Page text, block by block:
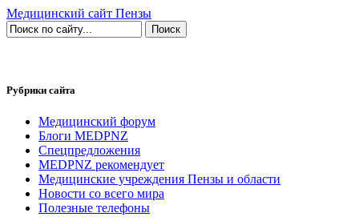
Медицинский сайт Пензы
Рубрики сайта
Медицинский форум
Блоги MEDPNZ
Спецпредложения
MEDPNZ рекомендует
Медицинские учреждения Пензы и области
Новости со всего мира
Полезные телефоны